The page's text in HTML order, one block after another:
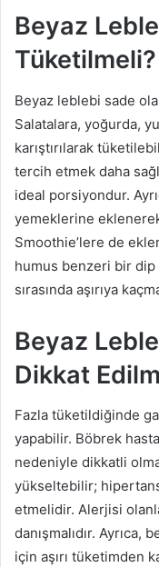
Beyaz
Tüketilmeli?
Beyaz leblebi sade
Salatalara, yoğurda,
karıştırılarak
tercih etmek daha
ideal porsiyondur.
yemeklerine
Smoothie’lere de
humus benzeri bir dip
sırasında aşırıya
Beyaz
Dikkat
Fazla tüketildiğinde
yapabilir. Böbrek
nedeniyle dikkatli
yükseltebilir;
etmelidir. Alerjisi
danışmalıdır.
için aşırı tüketimden